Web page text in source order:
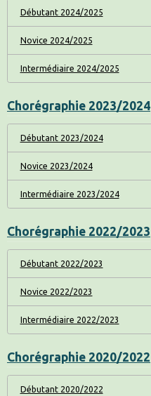
Débutant 2024/2025
Novice 2024/2025
Intermédiaire 2024/2025
Chorégraphie 2023/2024
Débutant 2023/2024
Novice 2023/2024
Intermédiaire 2023/2024
Chorégraphie 2022/2023
Débutant 2022/2023
Novice 2022/2023
Intermédiaire 2022/2023
Chorégraphie 2020/2022
Débutant 2020/2022